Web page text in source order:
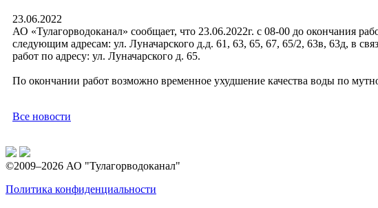
23.06.2022
АО «Тулагорводоканал» сообщает, что 23.06.2022г. с 08-00 до окончания
следующим адресам: ул. Луначарского д.д. 61, 63, 65, 67, 65/2, 63в, 63д, в
работ по адресу: ул. Луначарского д. 65.
По окончании работ возможно временное ухудшение качества воды по
Все новости
©2009–2026 АО "Тулагорводоканал"
Политика конфиденциальности